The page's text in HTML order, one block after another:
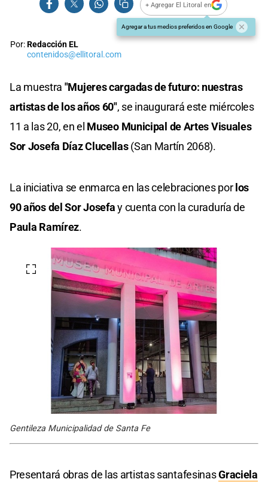
+ Agregar El Litoral en
Agregar a tus medios preferidos en Google
Por:Redacción EL
contenidos@ellitoral.com
La muestra "Mujeres cargadas de futuro: nuestras
artistas de los años 60", se inaugurará este miércoles
11 a las 20, en el Museo Municipal de Artes Visuales
Sor Josefa Díaz Clucellas(San Martín 2068).
La iniciativa se enmarca en las celebraciones porlos
90 años del Sor Josefay cuenta con la curaduría de
Paula Ramírez.
Gentileza Municipalidad de Santa Fe
Presentará obras de las artistas santafesinasGraciela